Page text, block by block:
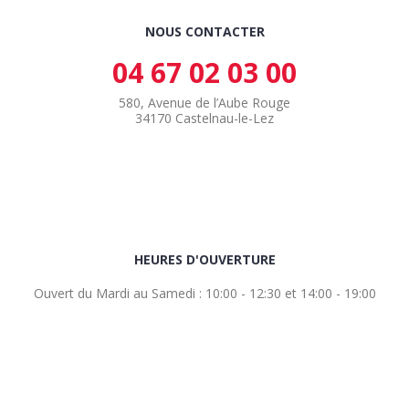
NOUS CONTACTER
04 67 02 03 00
580, Avenue de l’Aube Rouge
34170 Castelnau-le-Lez
HEURES D'OUVERTURE
Ouvert du Mardi au Samedi : 10:00 - 12:30 et 14:00 - 19:00